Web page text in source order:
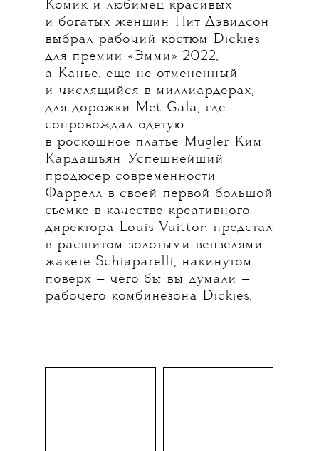
Комик и любимец красивых
и богатых женщин Пит Дэвидсон
выбрал рабочий костюм Dickies
для премии «Эмми» 2022,
а Канье, еще не отмененный
и числящийся в миллиардерах, —
для дорожки Met Gala, где
сопровождал одетую
в роскошное платье Mugler Ким
Кардашьян. Успешнейший
продюсер современности
Фаррелл в своей первой большой
съемке в качестве креативного
директора Louis Vuitton предстал
в расшитом золотыми вензелями
жакете Schiaparelli, накинутом
поверх — чего бы вы думали —
рабочего комбинезона Dickies.